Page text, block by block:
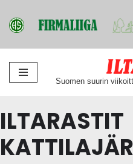
Siirry
Suomen suurin
ILTARASTIT